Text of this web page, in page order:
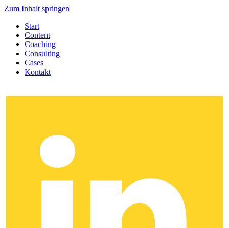
Zum Inhalt springen
Start
Content
Coaching
Consulting
Cases
Kontakt